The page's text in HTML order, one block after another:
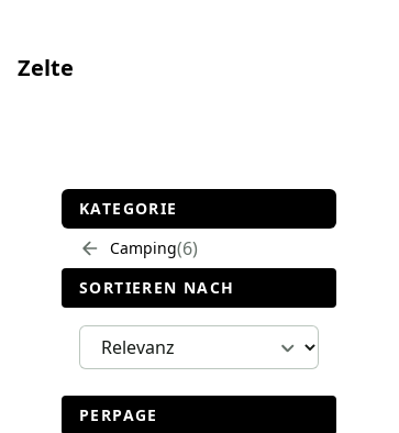
Zelte
KATEGORIE
Camping 6
SORTIEREN NACH
PERPAGE